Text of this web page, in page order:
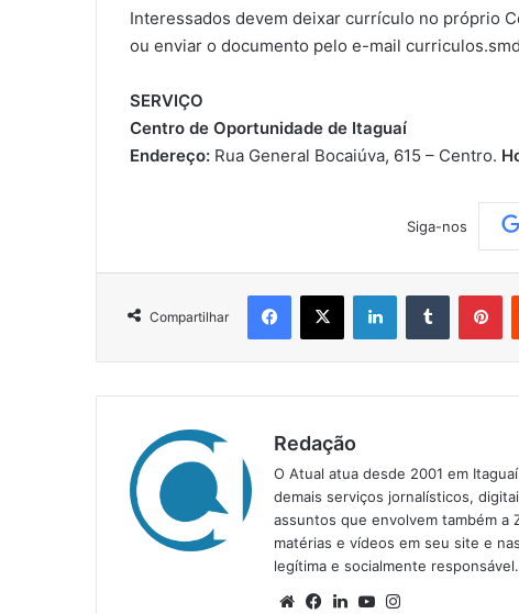
Interessados devem deixar currículo no próprio
ou enviar o documento pelo e-mail
SERVIÇO
Centro de Oportunidade de Itaguaí
Endereço: Rua General Bocaiúva, 615 – Centro.
Siga-nos
Compartilhar
Redação
O Atual atua desde 2001 em
demais serviços jornalísticos,
assuntos que envolvem também a
matérias e vídeos em seu site e
legítima e socialmente responsável.
We Fa Lin Yo